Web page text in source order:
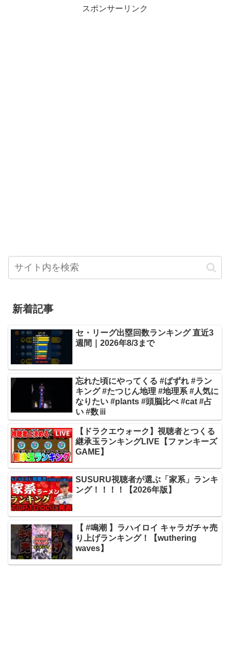
スポンサーリンク
新着記事
セ・リーグ出塁回数ランキング 直近3
週間｜2026年8/3まで
忘れた頃にやってくる #ばずれ #ラン
キング #たつじん地理 #地理系 #人気に
なりたい #plants #頭脳比べ #cat #占
い #数ⅲ
【ドラクエウォーク】視聴者とつくる
継承玉ランキングLIVE【ファンキーズ
GAME】
SUSURU視聴者が選ぶ「家系」ランキ
ング！！！！【2026年版】
【 #鳴潮 】ラハイロイ キャラガチャ売
り上げランキング！【wuthering
waves】